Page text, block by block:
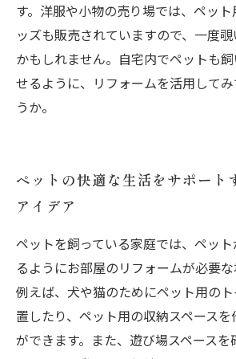
す。洋服や小物の売り場では、ペッ
ッズも販売されていますので、一度
かもしれません。自宅内でペットも
せるように、リフォームを活用して
うか。
ペットの快適な生活をサポート
アイデア
ペットを飼っている家庭では、ペッ
るようにお部屋のリフォームが必要な
例えば、犬や猫のためにペット用の
置したり、ペット用の収納スペース
ができます。また、遊び場スペースを